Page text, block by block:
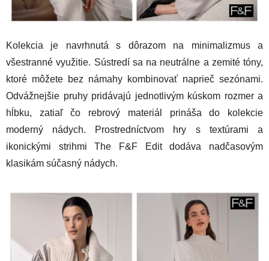
Kolekcia je navrhnutá s dôrazom na minimalizmus a
všestranné využitie. Sústredí sa na neutrálne a zemité tóny,
ktoré môžete bez námahy kombinovať naprieč sezónami.
Odvážnejšie pruhy pridávajú jednotlivým kúskom rozmer a
hĺbku, zatiaľ čo rebrový materiál prináša do kolekcie
moderný nádych. Prostredníctvom hry s textúrami a
ikonickými strihmi The F&F Edit dodáva nadčasovým
klasikám súčasný nádych.